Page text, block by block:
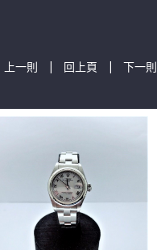
上一則 | 回上頁 | 下一則